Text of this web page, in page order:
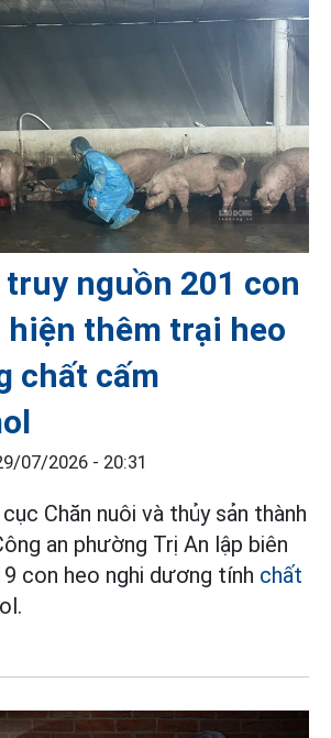
nguồn 201 con
hiện thêm trại heo
chất cấm
07/2026 - 20:31
Chăn nuôi và thủy sản thành
an phường Trị An lập biên
con heo nghi dương tính chất